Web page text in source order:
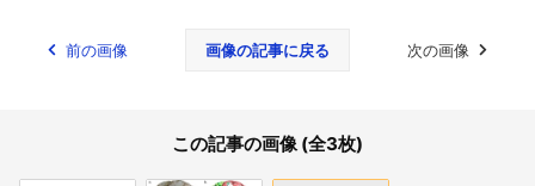
前の画像 画像の記事に戻る 次の画像
この記事の画像 (全3枚)